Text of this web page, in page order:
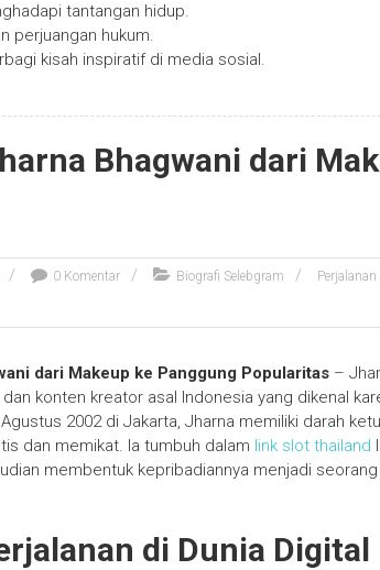
tantangan hidup.
perjuangan hukum.
kisah inspiratif di media sosial.
Bhagwani dari
0 Komentar Biografi Selebgram
dari Makeup ke Panggung Popularitas –
konten kreator asal Indonesia yang dikenal
2002 di Jakarta, Jharna memiliki darah
dan memikat. Ia tumbuh dalam link slot thailand
membentuk kepribadiannya menjadi
di Dunia Digital